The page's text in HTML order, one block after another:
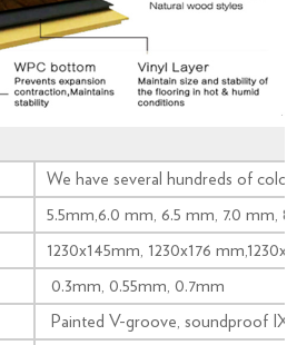
We have several hundreds of
5.5mm,6.0 mm, 6.5 mm, 7.0 mm,
1230x145mm, 1230x176
0.3mm, 0.55mm, 0.7mm
Painted V-groove, soundproof